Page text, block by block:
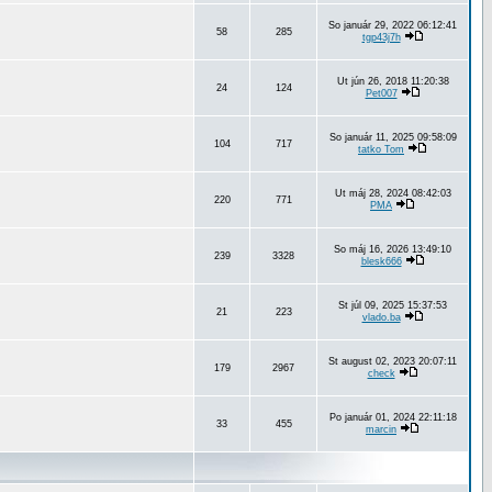
58 285
So január 29, 2022 06:12:41
tgp43j7h
24 124
Ut jún 26, 2018 11:20:38
Pet007
104 717
So január 11, 2025 09:58:09
tatko Tom
220 771
Ut máj 28, 2024 08:42:03
PMA
239 3328
So máj 16, 2026 13:49:10
blesk666
21 223
St júl 09, 2025 15:37:53
vlado.ba
179 2967
St august 02, 2023 20:07:11
check
33 455
Po január 01, 2024 22:11:18
marcin